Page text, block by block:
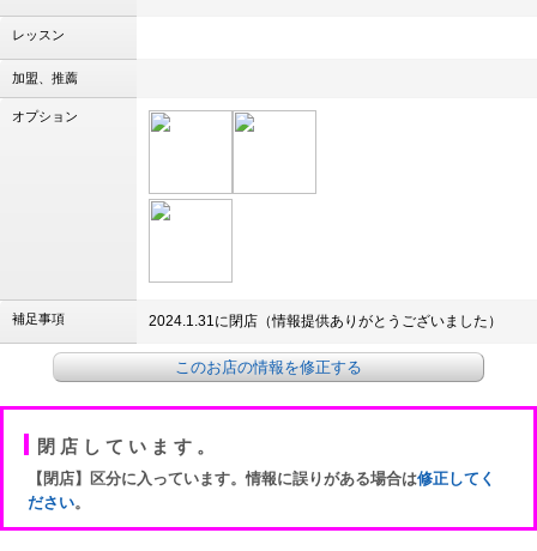
レッスン
加盟、推薦
オプション
補足事項 2024.1.31に閉店（情報提供ありがとうございました）
このお店の情報を修正する
閉店しています。
【閉店】区分に入っています。情報に誤りがある場合は修正してく
ださい。